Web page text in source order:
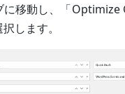
に移動し、「
します。